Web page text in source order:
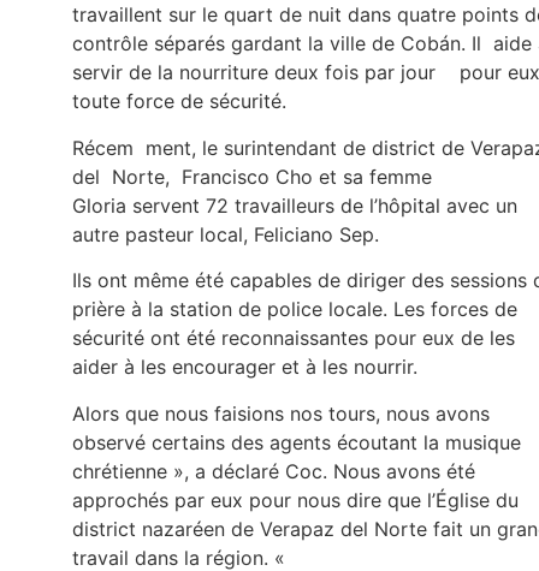
travaillent sur le quart de nuit dans quatre points
contrôle séparés gardant la ville de Cobán. Il aide
servir de la nourriture deux fois par jour pour eux
toute force de sécurité.
Récem ment, le surintendant de district de
del Norte, Francisco Cho et sa femme
Gloria servent 72 travailleurs de l’hôpital avec un
autre pasteur local, Feliciano Sep.
Ils ont même été capables de diriger des sessions
prière à la station de police locale. Les forces de
sécurité ont été reconnaissantes pour eux de les
aider à les encourager et à les nourrir.
Alors que nous faisions nos tours, nous avons
observé certains des agents écoutant la musique
chrétienne », a déclaré Coc. Nous avons été
approchés par eux pour nous dire que l’Église du
district nazaréen de Verapaz del Norte fait un
travail dans la région. «